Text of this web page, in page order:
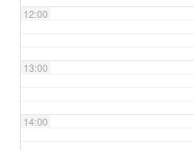
12:00
13:00
14:00